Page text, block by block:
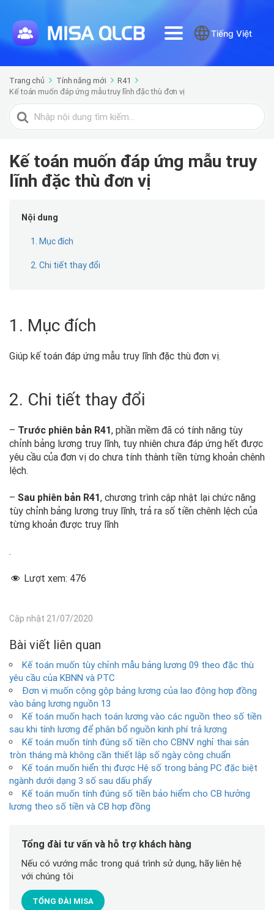
Tiếng Việt
Trang chủ Tính năng mới
R41
Kế toán muốn đáp ứng mẫu truy lĩnh đặc thù đơn vị
Tìm
kiếm
Kế toán muốn đáp ứng mẫu truy
lĩnh đặc thù đơn vị
Nội dung
1. Mục đích
2. Chi tiết thay đổi
1. Mục đích
Giúp kế toán đáp ứng mẫu truy lĩnh đặc thù đơn vị.
2. Chi tiết thay đổi
– Trước phiên bản R41, phần mềm đã có tính năng tùy
chỉnh bảng lương truy lĩnh, tuy nhiên chưa đáp ứng hết được
yêu cầu của đơn vị do chưa tính thành tiền từng khoản chênh
lệch.
– Sau phiên bản R41, chương trình cập nhật lại chức năng
tùy chỉnh bảng lương truy lĩnh, trả ra số tiền chênh lệch của
từng khoản được truy lĩnh
.
Lượt xem: 476
Cập nhật 21/07/2020
Bài viết liên quan
Kế toán muốn tùy chỉnh mẫu bảng lương 09 theo đặc thù
yêu cầu của KBNN và PTC
Đơn vị muốn cộng gộp bảng lương của lao động hợp đồng
vào bảng lương nguồn 13
Kế toán muốn hạch toán lương vào các nguồn theo số tiền
sau khi tính lương để phân bổ nguồn kinh phí trả lương
Kế toán muốn tính đúng số tiền cho CBNV nghỉ thai sản
tròn tháng mà không cần thiết lập số ngày công chuẩn
Kế toán muốn hiển thị được Hệ số trong bảng PC đặc biệt
ngành dưới dạng 3 số sau dấu phẩy
Kế toán muốn tính đúng số tiền bảo hiểm cho CB hưởng
lương theo số tiền và CB hợp đồng
Tổng đài tư vấn và hỗ trợ khách hàng
Nếu có vướng mắc trong quá trình sử dụng, hãy liên hệ
với chúng tôi
TỔNG ĐÀI MISA